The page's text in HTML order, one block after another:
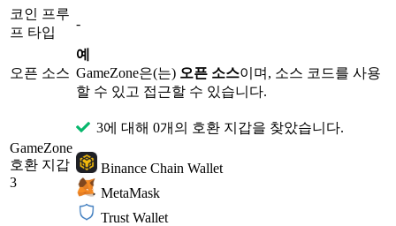
코인 프루
프 타입
-
오픈 소스
예
GameZone은(는) 오픈 소스이며, 소스 코드를 사용
할 수 있고 접근할 수 있습니다.
GameZone
호환 지갑
3
3에 대해 0개의 호환 지갑을 찾았습니다.
Binance Chain Wallet
MetaMask
Trust Wallet